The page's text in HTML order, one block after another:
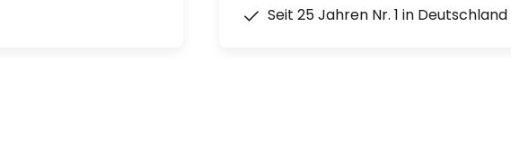
Seit 25 Jahren Nr. 1 in Deutschland